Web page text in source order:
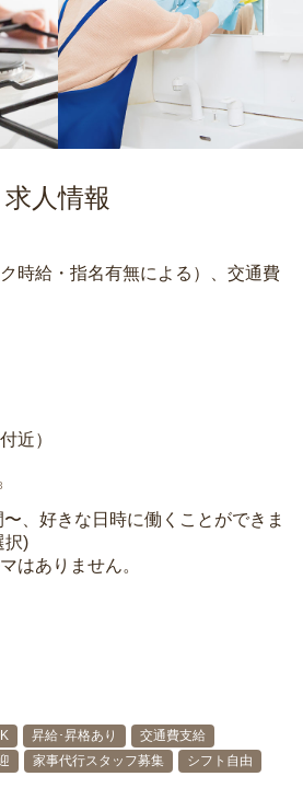
求人情報
ク時給・指名有無による）、交通費
近）
、好きな日時に働くことができま
択)
はありません。
昇給･昇格あり
交通費支給
家事代行スタッフ募集
シフト自由